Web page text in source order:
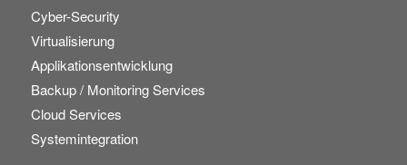
Cyber-Security
Virtualisierung
Applikationsentwicklung
Backup / Monitoring Services
Cloud Services
Systemintegration